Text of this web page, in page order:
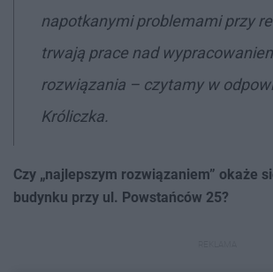
napotkanymi problemami przy
trwają prace nad
rozwiązania – czytamy w
Króliczka.
Czy „najlepszym rozwiązaniem” okaże
budynku przy ul. Powstańców 25?